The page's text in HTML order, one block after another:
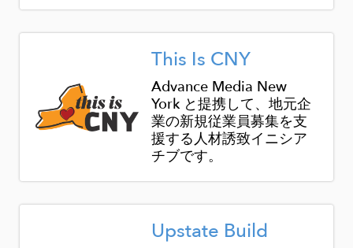
Image
This Is CNY
Advance Media New
York と提携して、地元企
業の新規従業員募集を支
援する人材誘致イニシア
チブです。
Image
Upstate Build